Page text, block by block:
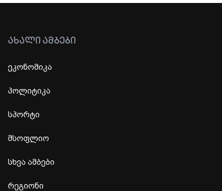
ᲐᲮᲐᲚᲘ ᲐᲛᲑᲔᲑᲘ
ეკონომიკა
პოლიტიკა
სპორტი
მსოფლიო
სხვა ამბები
რეგიონი